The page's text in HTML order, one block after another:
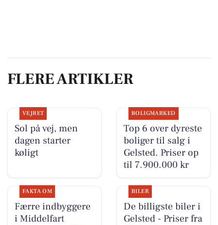
FLERE ARTIKLER
VEJRET
Sol på vej, men
dagen starter
køligt
BOLIGMARKED
Top 6 over dyreste
boliger til salg i
Gelsted. Priser op
til 7.900.000 kr
FAKTA OM
Færre indbyggere
i Middelfart
BILER
De billigste biler i
Gelsted - Priser fra